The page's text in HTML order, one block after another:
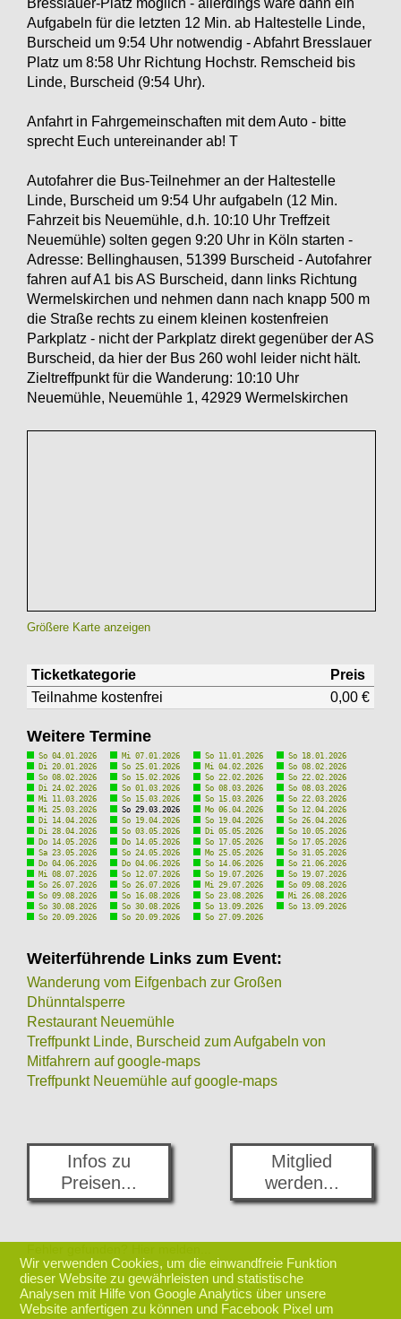
Aufgabeln für die letzten 12 Min. ab Haltestelle Linde,
Burscheid um 9:54 Uhr notwendig - Abfahrt Bresslauer
Platz um 8:58 Uhr Richtung Hochstr. Remscheid bis
Linde, Burscheid (9:54 Uhr).
Anfahrt in Fahrgemeinschaften mit dem Auto - bitte
sprecht Euch untereinander ab! T
Autofahrer die Bus-Teilnehmer an der Haltestelle
Linde, Burscheid um 9:54 Uhr aufgabeln (12 Min.
Fahrzeit bis Neuemühle, d.h. 10:10 Uhr Treffzeit
Neuemühle) solten gegen 9:20 Uhr in Köln starten -
Adresse: Bellinghausen, 51399 Burscheid - Autofahrer
fahren auf A1 bis AS Burscheid, dann links Richtung
Wermelskirchen und nehmen dann nach knapp 500 m
die Straße rechts zu einem kleinen kostenfreien
Parkplatz - nicht der Parkplatz direkt gegenüber der AS
Burscheid, da hier der Bus 260 wohl leider nicht hält.
Zieltreffpunkt für die Wanderung: 10:10 Uhr
Neuemühle, Neuemühle 1, 42929 Wermelskirchen
Größere Karte anzeigen
Ticketkategorie
Preis
Teilnahme kostenfrei
0,00 €
Weitere Termine
So 04.01.2026 Mi 07.01.2026 So 11.01.2026
So 18.01.2026
Di 20.01.2026
So 25.01.2026 Mi 04.02.2026
So 08.02.2026
So 08.02.2026
So 15.02.2026 So 22.02.2026
So 22.02.2026
Di 24.02.2026
So 01.03.2026 So 08.03.2026
So 08.03.2026
Mi 11.03.2026
So 15.03.2026 So 15.03.2026
So 22.03.2026
Mi 25.03.2026
So 29.03.2026 Mo 06.04.2026
So 12.04.2026
Di 14.04.2026
So 19.04.2026 So 19.04.2026
So 26.04.2026
Di 28.04.2026
So 03.05.2026 Di 05.05.2026
So 10.05.2026
Do 14.05.2026
Do 14.05.2026 So 17.05.2026
So 17.05.2026
Sa 23.05.2026
So 24.05.2026 Mo 25.05.2026
So 31.05.2026
Do 04.06.2026
Do 04.06.2026 So 14.06.2026
So 21.06.2026
Mi 08.07.2026
So 12.07.2026 So 19.07.2026
So 19.07.2026
So 26.07.2026
So 26.07.2026 Mi 29.07.2026
So 09.08.2026
So 09.08.2026
So 16.08.2026 So 23.08.2026
Mi 26.08.2026
So 30.08.2026
So 30.08.2026 So 13.09.2026
So 13.09.2026
So 20.09.2026
So 20.09.2026 So 27.09.2026
Weiterführende Links zum Event:
Wanderung vom Eifgenbach zur Großen
Dhünntalsperre
Restaurant Neuemühle
Treffpunkt Linde, Burscheid zum Aufgabeln von
Mitfahrern auf google-maps
Treffpunkt Neuemühle auf google-maps
Infos zu
Preisen...
Mitglied
werden...
zurück nach oben
Wir verwenden Cookies, um die einwandfreie Funktion
dieser Website zu gewährleisten und statistische
Analysen mit Hilfe von Google Analytics über unsere
Website anfertigen zu können und Facebook Pixel um